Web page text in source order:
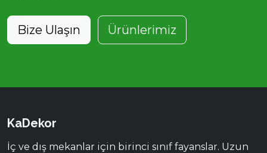
Bize Ulaşın Ürünlerimiz
KaDekor
İç ve dış mekanlar için birinci sınıf fayanslar. Uzun